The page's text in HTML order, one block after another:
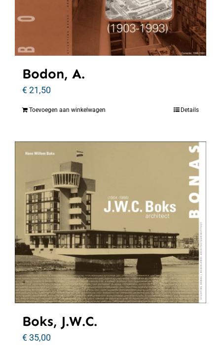
Bodon, A.
€21,50
Toevoegen aan winkelwagen Details
Boks, J.W.C.
€35,00